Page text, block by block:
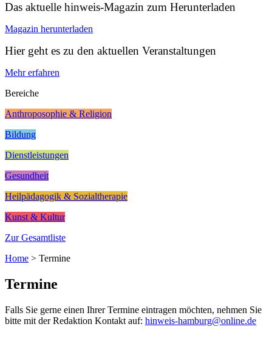
Das aktuelle hinweis-Magazin zum Herunterladen
Magazin herunterladen
Hier geht es zu den aktuellen Veranstaltungen
Mehr erfahren
Bereiche
Anthroposophie & Religion
Bildung
Dienstleistungen
Gesundheit
Heilpädagogik & Sozialtherapie
Kunst & Kultur
Zur Gesamtliste
Home > Termine
Termine
Falls Sie gerne einen Ihrer Termine eintragen möchten, nehmen Sie
bitte mit der Redaktion Kontakt auf: hinweis-hamburg@online.de